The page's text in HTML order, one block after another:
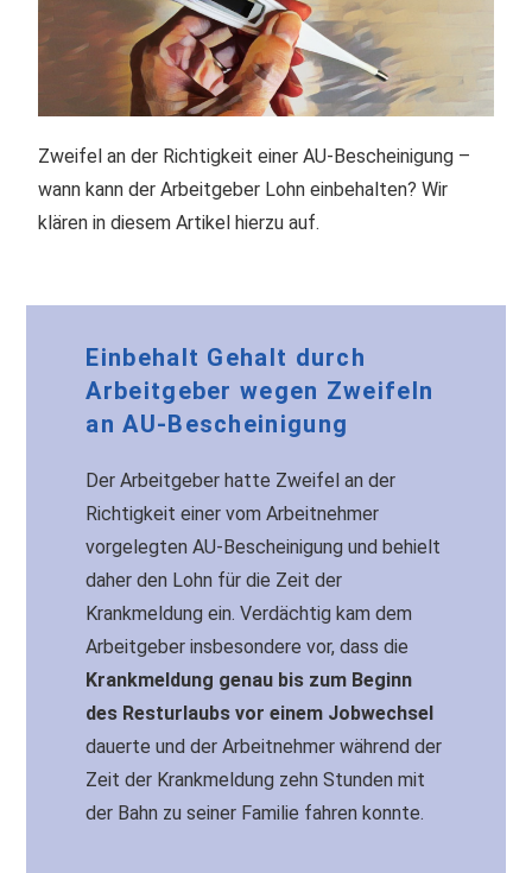
Zweifel an der Richtigkeit einer AU-Bescheinigung –
wann kann der Arbeitgeber Lohn einbehalten? Wir
klären in diesem Artikel hierzu auf.
Einbehalt Gehalt durch
Arbeitgeber wegen Zweifeln
an AU-Bescheinigung
Der Arbeitgeber hatte Zweifel an der
Richtigkeit einer vom Arbeitnehmer
vorgelegten AU-Bescheinigung und behielt
daher den Lohn für die Zeit der
Krankmeldung ein. Verdächtig kam dem
Arbeitgeber insbesondere vor, dass die
Krankmeldung genau bis zum Beginn
des Resturlaubs vor einem Jobwechsel
dauerte und der Arbeitnehmer während der
Zeit der Krankmeldung zehn Stunden mit
der Bahn zu seiner Familie fahren konnte.